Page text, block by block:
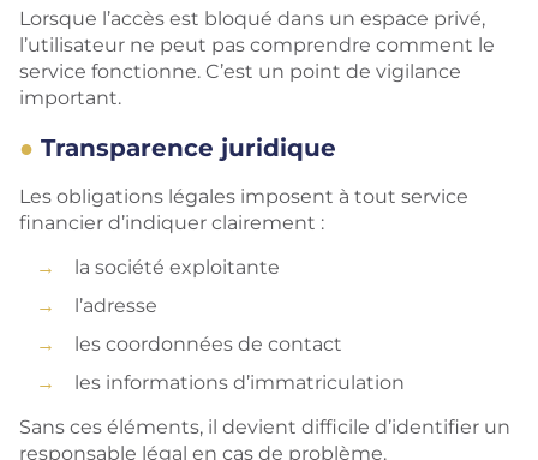
Lorsque l’accès est bloqué dans un espace privé,
l’utilisateur ne peut pas comprendre comment le
service fonctionne. C’est un point de vigilance
important.
Transparence juridique
Les obligations légales imposent à tout service
financier d’indiquer clairement :
la société exploitante
l’adresse
les coordonnées de contact
les informations d’immatriculation
Sans ces éléments, il devient difficile d’identifier un
responsable légal en cas de problème.